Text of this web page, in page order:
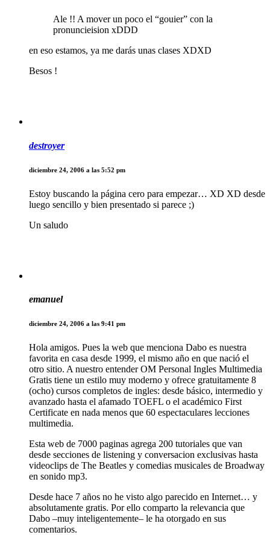
Ale !! A mover un poco el “gouier” con la
pronuncieision xDDD
en eso estamos, ya me darás unas clases XDXD
Besos !
destroyer
diciembre 24, 2006 a las 5:52 pm
Estoy buscando la página cero para empezar… XD XD desde
luego sencillo y bien presentado si parece ;)
Un saludo
emanuel
diciembre 24, 2006 a las 9:41 pm
Hola amigos. Pues la web que menciona Dabo es nuestra
favorita en casa desde 1999, el mismo año en que nació el
otro sitio. A nuestro entender OM Personal Ingles Multimedia
Gratis tiene un estilo muy moderno y ofrece gratuitamente 8
(ocho) cursos completos de ingles: desde básico, intermedio y
avanzado hasta el afamado TOEFL o el académico First
Certificate en nada menos que 60 espectaculares lecciones
multimedia.
Esta web de 7000 paginas agrega 200 tutoriales que van
desde secciones de listening y conversacion exclusivas hasta
videoclips de The Beatles y comedias musicales de Broadway
en sonido mp3.
Desde hace 7 años no he visto algo parecido en Internet… y
absolutamente gratis. Por ello comparto la relevancia que
Dabo –muy inteligentemente– le ha otorgado en sus
comentarios.